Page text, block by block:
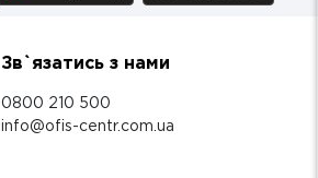
Зв`язатись з нами
0800 210 500
info@ofis-centr.com.ua